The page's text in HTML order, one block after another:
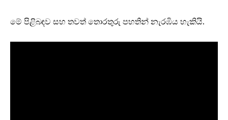
මේ පිළිබඳව සහ තවත් තොරතුරු පහතින් නැරඹිය හැකියි.